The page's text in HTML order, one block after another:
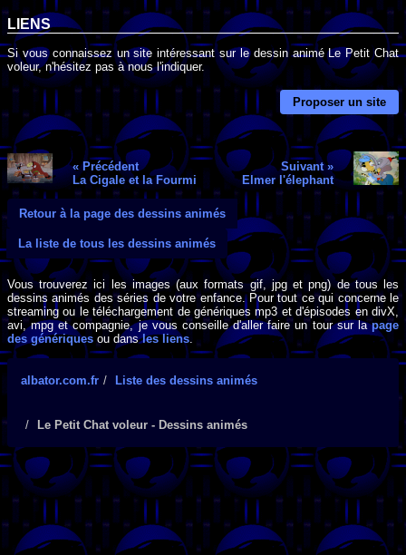
LIENS
Si vous connaissez un site intéressant sur le dessin animé Le Petit Chat
voleur, n'hésitez pas à nous l'indiquer.
Proposer un site
« Précédent
La Cigale et la Fourmi
Suivant »
Elmer l'élephant
Retour à la page des dessins animés
La liste de tous les dessins animés
Vous trouverez ici les images (aux formats gif, jpg et png) de tous les
dessins animés des séries de votre enfance. Pour tout ce qui concerne le
streaming ou le téléchargement de génériques mp3 et d'épisodes en divX,
avi, mpg et compagnie, je vous conseille d'aller faire un tour sur lapage
des génériques ou dansles liens.
albator.com.fr Liste des dessins animés
Le Petit Chat voleur - Dessins animés